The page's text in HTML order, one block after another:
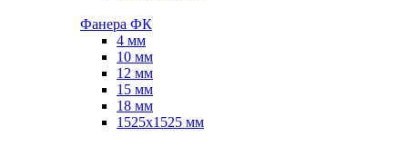
Фанера ФК
4 мм
10 мм
12 мм
15 мм
18 мм
1525х1525 мм